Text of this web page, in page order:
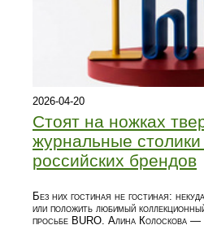
2026-04-20
Стоят на ножках
журнальные столики
российских брендов
Без них гостиная не гостиная:
или положить любимый
просьбе BURO. Алина Колоскова —